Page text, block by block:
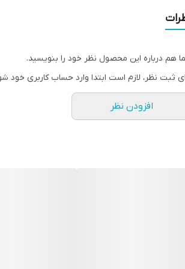
هم درباره این محصول نظر خود را بنویسید.
ثبت نظر، لازم است ابتدا وارد حساب کاربری خود
افزودن نظر